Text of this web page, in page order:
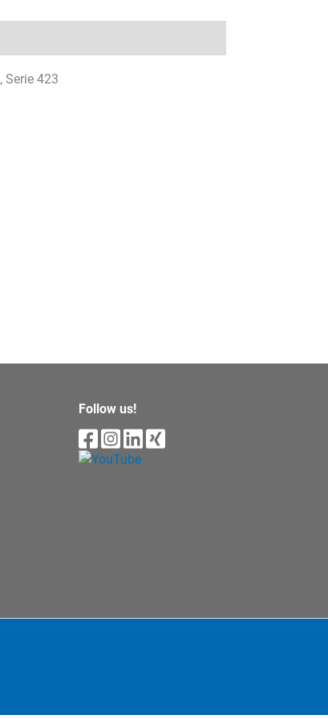
Serie 423
Follow us!